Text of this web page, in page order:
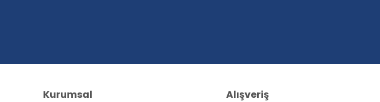
Kurumsal Alışveriş